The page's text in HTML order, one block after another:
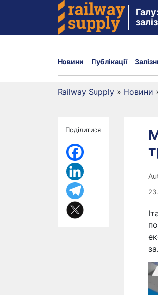
Новини Публікації
Railway Supply » Новини
Поділитися